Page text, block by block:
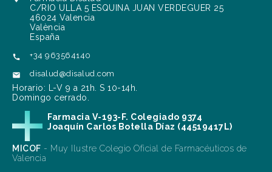
C/RIO ULLA 5 ESQUINA JUAN VERDEGUER 25
46024 Valencia
València
España
 +34 963564140
 disalud@disalud.com
Horario: L-V 9 a 21h. S 10-14h.
Domingo cerrado.
Farmacia V-193-F. Colegiado 9374
Joaquín Carlos Botella Díaz (44519417L)
MICOF - Muy Ilustre Colegio Oficial de Farmacéuticos de
Valencia